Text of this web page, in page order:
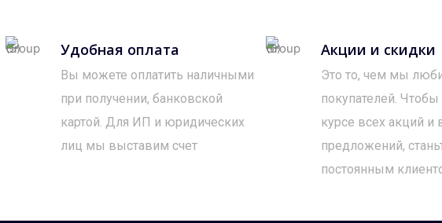
Удобная оплата
Вы можете оплатить наличными
при получении, банковской
картой. Для ИП и юридических
лиц мы выставим счет
Акции и скидки
Это то, чем мы
покупателей.
курсе всех акций и
предложений,
постоянным